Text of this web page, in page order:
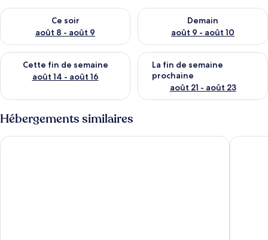
Ce soir
août 8 - août 9
Vérifier la disponibilité pour ce soir août 8 - août 9
Demain
août 9 - août 10
Vérifier la disponibilité pour
Cette fin de semaine
août 14 - août 16
Vérifier la disponibilité pour cette fin de semaine août 14 -
La fin de semaine
prochaine
août 21 - août 23
Vérifier la disponibilité pour
Hébergements similaires
Sheraton Vistana Resort Villas, Lake Buena Vista/OrlandoRosen